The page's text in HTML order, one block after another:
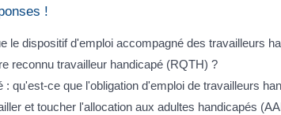
!
le dispositif d'emploi accompagné des travailleurs
reconnu travailleur handicapé (RQTH) ?
: qu'est-ce que l'obligation d'emploi de travailleurs
et toucher l'allocation aux adultes handicapés